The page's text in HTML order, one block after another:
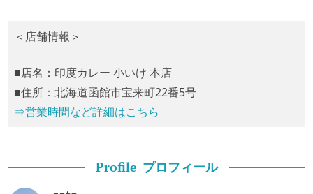
＜店舗情報＞
■店名：印度カレー 小いけ 本店
■住所：北海道函館市宝来町22番5号
⇒営業時間など詳細はこちら
Profile プロフィール